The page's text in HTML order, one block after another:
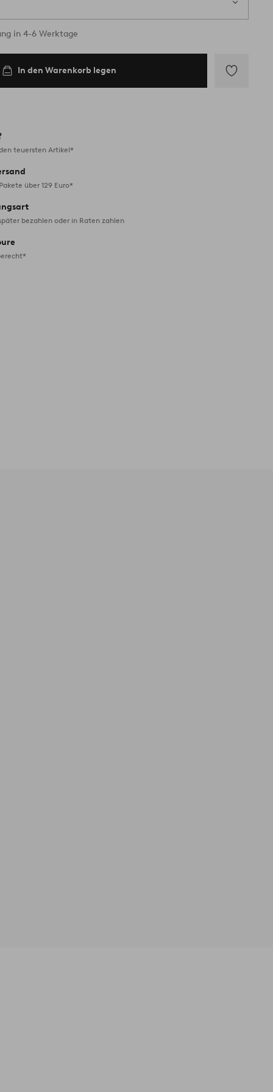
in 4-6 Werktage
In den Warenkorb legen
teuersten Artikel*
über 129 Euro*
bezahlen oder in Raten zahlen